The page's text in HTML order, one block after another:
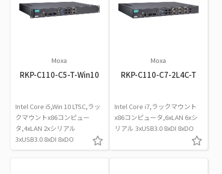
Moxa
RKP-C110-C5-T-Win10
Intel Core i5,Win 10 LTSC,ラッ
クマウントx86コンピュー
タ,4xLAN 2xシリアル
3xUSB3.0 8xDI 8xDO
Moxa
RKP-C110-C7-2L4C-T
Intel Core i7,ラックマウント
x86コンピュータ,6xLAN 6xシ
リアル 3xUSB3.0 8xDI 8xDO